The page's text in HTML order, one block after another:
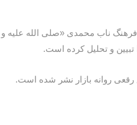
ناب محمدی «صلی الله
و تحلیل کرده است.